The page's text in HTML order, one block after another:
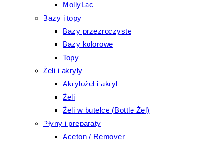
MollyLac
Bazy i topy
Bazy przezroczyste
Bazy kolorowe
Topy
Żeli i akryly
Akrylożel i akryl
Żeli
Żeli w butelce (Bottle Żel)
Płyny i preparaty
Aceton / Remover